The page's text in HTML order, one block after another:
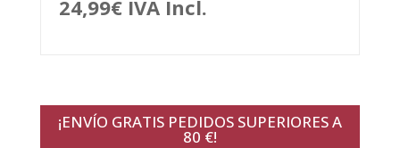
24,99€ IVA Incl.
¡ENVÍO GRATIS PEDIDOS SUPERIORES A
80 €!